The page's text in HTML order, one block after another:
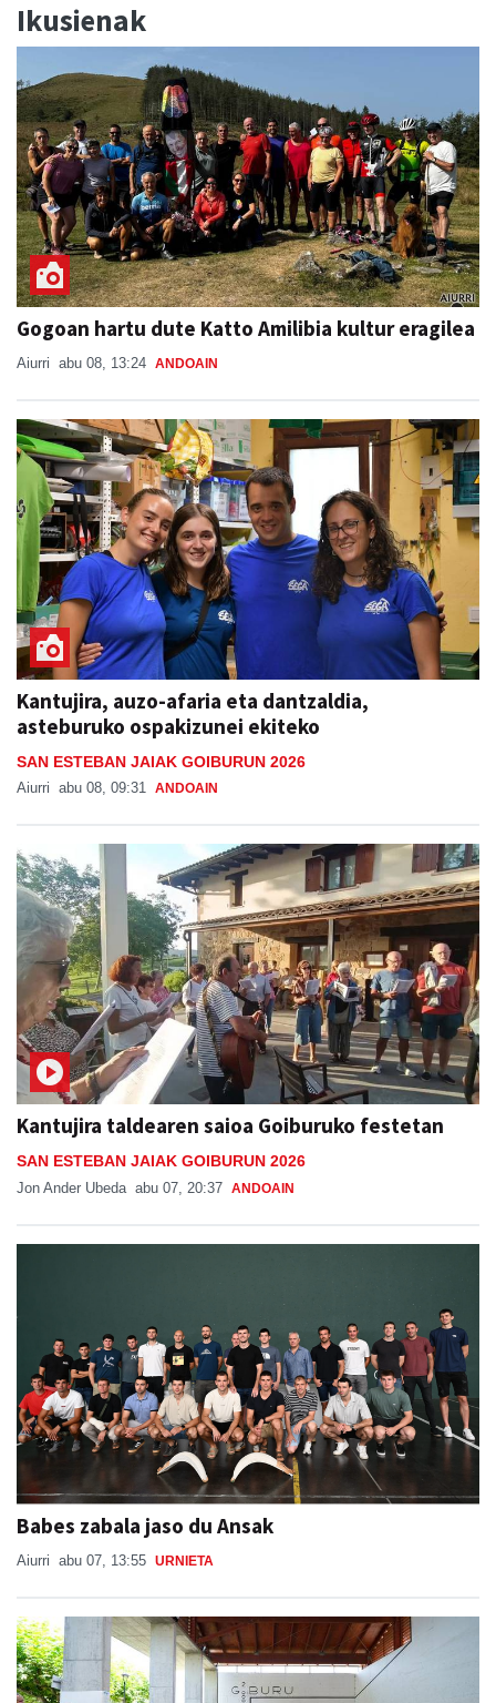
Ikusienak
Gogoan hartu dute Katto Amilibia kultur eragilea
Aiurri abu 08, 13:24 ANDOAIN
Kantujira, auzo-afaria eta dantzaldia,
asteburuko ospakizunei ekiteko
SAN ESTEBAN JAIAK GOIBURUN 2026
Aiurri abu 08, 09:31 ANDOAIN
Kantujira taldearen saioa Goiburuko festetan
SAN ESTEBAN JAIAK GOIBURUN 2026
Jon Ander Ubeda abu 07, 20:37 ANDOAIN
Babes zabala jaso du Ansak
Aiurri abu 07, 13:55 URNIETA